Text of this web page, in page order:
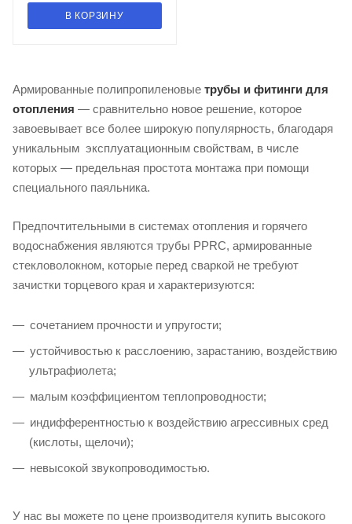
В КОРЗИНУ
Армированные полипропиленовые трубы и фитинги для
отопления — сравнительно новое решение, которое
завоевывает все более широкую популярность, благодаря
уникальным эксплуатационным свойствам, в числе
которых — предельная простота монтажа при помощи
специального паяльника.
Предпочтительными в системах отопления и горячего
водоснабжения являются трубы PPRC, армированные
стекловолокном, которые перед сваркой не требуют
зачистки торцевого края и характеризуются:
сочетанием прочности и упругости;
устойчивостью к расслоению, зарастанию, воздействию
ультрафиолета;
малым коэффициентом теплопроводности;
индифферентностью к воздействию агрессивных сред
(кислоты, щелочи);
невысокой звукопроводимостью.
У нас вы можете по цене производителя купить высокого